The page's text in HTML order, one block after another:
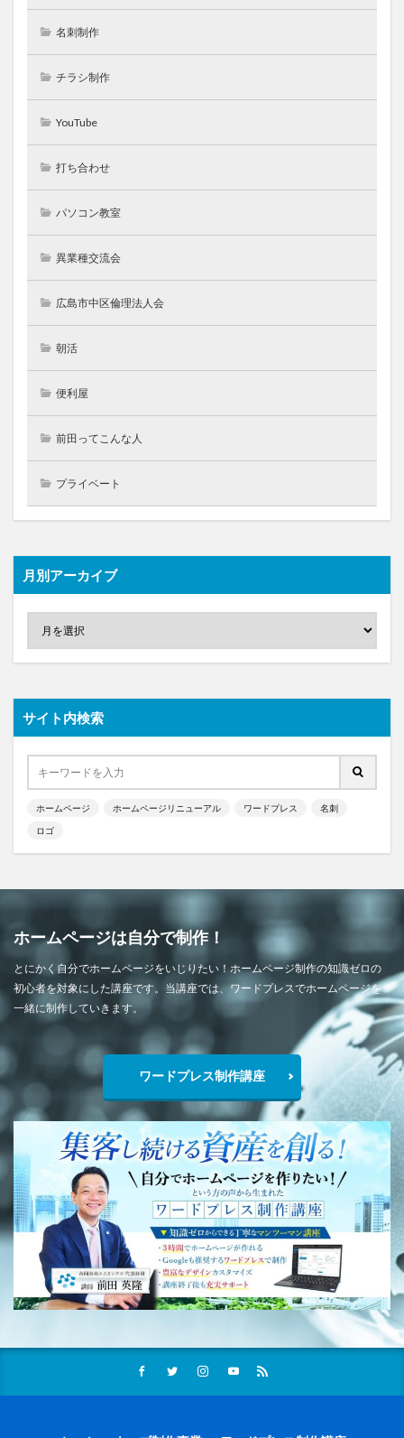
名刺制作
チラシ制作
YouTube
打ち合わせ
パソコン教室
異業種交流会
広島市中区倫理法人会
朝活
便利屋
前田ってこんな人
プライベート
月別アーカイブ
サイト内検索
ホームページ ホームページリニューアル ワードプレス 名刺
ロゴ
ホームページは自分で制作！
とにかく自分でホームページをいじりたい！ホームページ制作の知識ゼロの
初心者を対象にした講座です。当講座では、ワードプレスでホームページを
一緒に制作していきます。
ワードプレス制作講座